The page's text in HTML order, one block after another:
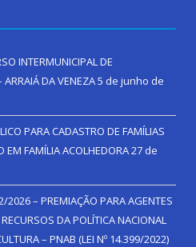
INTERMUNICIPAL DE
DA VENEZA5 de junho de
PARA CADASTRO DE FAMÍLIAS
EM FAMÍLIA ACOLHEDORA27 de
2026 – PREMIAÇÃO PARA AGENTES
DA POLÍTICA NACIONAL
– PNAB (LEI Nº 14.399/2022)